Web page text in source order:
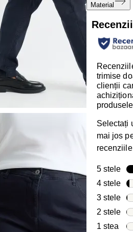
Material
Recenzii
trimise
clienții
Selectați
mai jos
5 stele
4 stele
3 stele
2 stele
1 stea stele